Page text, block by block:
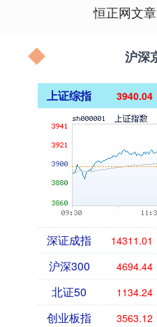
恒正网文
沪深
上证综指 3940.04
深证成指 14311.01
沪深300 4694.44
北证50 1134.24
创业板指 3563.12